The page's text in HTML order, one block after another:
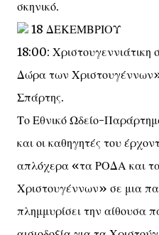
σκηνικό.
18 ΔΕΚΕΜΒΡΙΟΥ
18:00:
Δώρα των
Σπάρτης.
Το Εθνικό Ωδείο-
και οι καθηγητές του
απλόχερα «τα ΡΟΔΑ και
Χριστουγέννων» σε μια
πλημμυρίσει την αίθουσα